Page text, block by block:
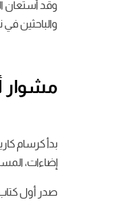
وقد أستعان
والباحثين
مشوار
بدأ كرسام
إضاءات،